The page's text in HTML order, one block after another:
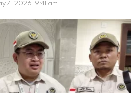
7, 2026, 9:41 am